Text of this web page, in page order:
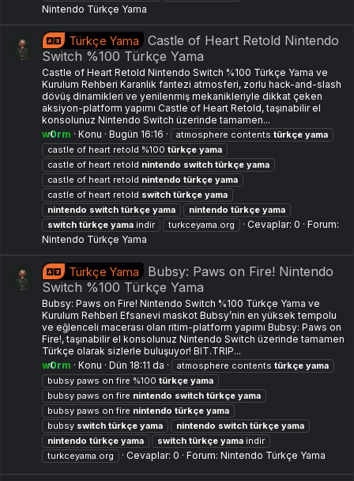
Nintendo Türkçe Yama
Türkçe Yama
Castle of Heart Retold Nintendo
Switch %100 Türkçe Yama
Castle of Heart Retold Nintendo Switch %100 Türkçe Yama ve
Kurulum Rehberi Karanlık fantezi atmosferi, zorlu hack-and-slash
dövüş dinamikleri ve yenilenmiş mekanikleriyle dikkat çeken
aksiyon-platform yapımı Castle of Heart Retold, taşınabilir el
konsolunuz Nintendo Switch üzerinde tamamen...
w0rm
Konu Bugün 16:16 atmosphere contents türkçe yama
castle of heart retold %100 türkçe yama
castle of heart retold nintendo switch türkçe yama
castle of heart retold nintendo türkçe yama
castle of heart retold switch türkçe yama
nintendo switch türkçe yama nintendo türkçe yama
switch türkçe yama indir turkceyama.org Cevaplar: 0
Forum:
Nintendo Türkçe Yama
Türkçe Yama
Bubsy: Paws on Fire! Nintendo
Switch %100 Türkçe Yama
Bubsy: Paws on Fire! Nintendo Switch %100 Türkçe Yama ve
Kurulum Rehberi Efsanevi maskot Bubsy’nin en yüksek tempolu
ve eğlenceli macerası olan ritim-platform yapımı Bubsy: Paws on
Fire!, taşınabilir el konsolunuz Nintendo Switch üzerinde tamamen
Türkçe olarak sizlerle buluşuyor! BIT.TRIP...
w0rm
Konu Dün 18:11 da atmosphere contents türkçe yama
bubsy paws on fire %100 türkçe yama
bubsy paws on fire nintendo switch türkçe yama
bubsy paws on fire nintendo türkçe yama
bubsy switch türkçe yama nintendo switch türkçe yama
nintendo türkçe yama switch türkçe yama indir
turkceyama.org
Cevaplar: 0 Forum: Nintendo Türkçe Yama